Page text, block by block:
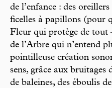
de l’enfance : des
ficelles à papillons (pour
Fleur qui protège de tout
de l’Arbre qui n’entend
pointilleuse création
sens, grâce aux bruitages
de baleines, des éboulis